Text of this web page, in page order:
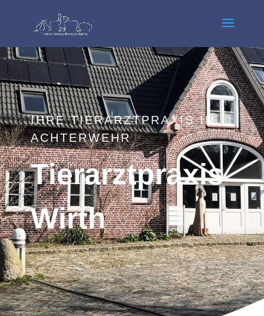
IHRE TIERARZTPRAXIS IN
ACHTERWEHR
Tierarztpraxis
Wirth